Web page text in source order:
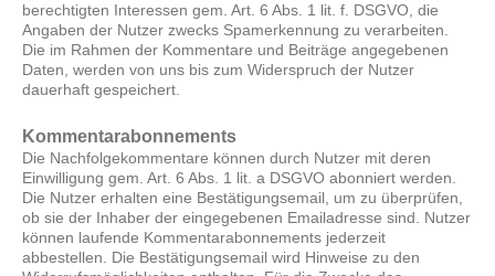
berechtigten Interessen gem. Art. 6 Abs. 1 lit. f. DSGVO, die
Angaben der Nutzer zwecks Spamerkennung zu verarbeiten.
Die im Rahmen der Kommentare und Beiträge angegebenen
Daten, werden von uns bis zum Widerspruch der Nutzer
dauerhaft gespeichert.
Kommentarabonnements
Die Nachfolgekommentare können durch Nutzer mit deren
Einwilligung gem. Art. 6 Abs. 1 lit. a DSGVO abonniert werden.
Die Nutzer erhalten eine Bestätigungsemail, um zu überprüfen,
ob sie der Inhaber der eingegebenen Emailadresse sind. Nutzer
können laufende Kommentarabonnements jederzeit
abbestellen. Die Bestätigungsemail wird Hinweise zu den